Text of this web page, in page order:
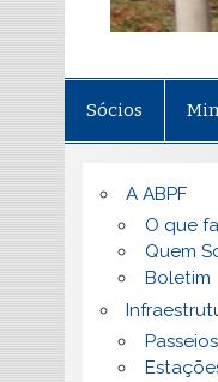
Sócios
A ABPF
O que
Quem
Boletim